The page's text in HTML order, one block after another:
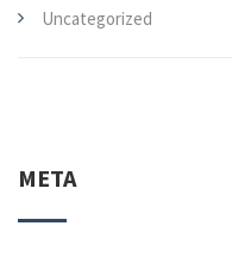
Uncategorized
META